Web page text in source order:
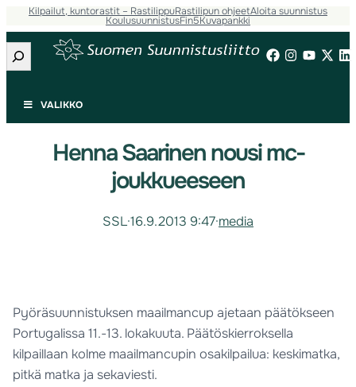
Kilpailut, kuntorastit – RastilippuRastilipun ohjeetAloita suunnistus
KoulusuunnistusFin5Kuvapankki
Etsi
VALIKKO
Henna Saarinen nousi mc-
joukkueeseen
SSL·16.9.2013 9:47·media
Pyöräsuunnistuksen maailmancup ajetaan päätökseen
Portugalissa 11.-13. lokakuuta. Päätöskierroksella
kilpaillaan kolme maailmancupin osakilpailua: keskimatka,
pitkä matka ja sekaviesti.